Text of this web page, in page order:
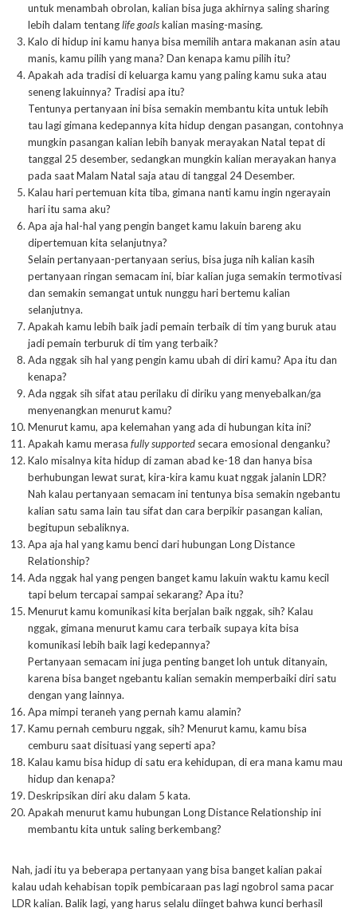
untuk menambah obrolan, kalian bisa juga akhirnya saling sharing
lebih dalam tentanglife goalskalian masing-masing.
Kalo di hidup ini kamu hanya bisa memilih antara makanan asin atau
manis, kamu pilih yang mana? Dan kenapa kamu pilih itu?
Apakah ada tradisi di keluarga kamu yang paling kamu suka atau
seneng lakuinnya? Tradisi apa itu?
Tentunya pertanyaan ini bisa semakin membantu kita untuk lebih
tau lagi gimana kedepannya kita hidup dengan pasangan, contohnya
mungkin pasangan kalian lebih banyak merayakan Natal tepat di
tanggal 25 desember, sedangkan mungkin kalian merayakan hanya
pada saat Malam Natal saja atau di tanggal 24 Desember.
Kalau hari pertemuan kita tiba, gimana nanti kamu ingin ngerayain
hari itu sama aku?
Apa aja hal-hal yang pengin banget kamu lakuin bareng aku
dipertemuan kita selanjutnya?
Selain pertanyaan-pertanyaan serius, bisa juga nih kalian kasih
pertanyaan ringan semacam ini, biar kalian juga semakin termotivasi
dan semakin semangat untuk nunggu hari bertemu kalian
selanjutnya.
Apakah kamu lebih baik jadi pemain terbaik di tim yang buruk atau
jadi pemain terburuk di tim yang terbaik?
Ada nggak sih hal yang pengin kamu ubah di diri kamu? Apa itu dan
kenapa?
Ada nggak sih sifat atau perilaku di diriku yang menyebalkan/ga
menyenangkan menurut kamu?
Menurut kamu, apa kelemahan yang ada di hubungan kita ini?
Apakah kamu merasa fully supported secara emosional denganku?
Kalo misalnya kita hidup di zaman abad ke-18 dan hanya bisa
berhubungan lewat surat, kira-kira kamu kuat nggak jalanin LDR?
Nah kalau pertanyaan semacam ini tentunya bisa semakin ngebantu
kalian satu sama lain tau sifat dan cara berpikir pasangan kalian,
begitupun sebaliknya.
Apa aja hal yang kamu benci dari hubungan Long Distance
Relationship?
Ada nggak hal yang pengen banget kamu lakuin waktu kamu kecil
tapi belum tercapai sampai sekarang? Apa itu?
Menurut kamu komunikasi kita berjalan baik nggak, sih? Kalau
nggak, gimana menurut kamu cara terbaik supaya kita bisa
komunikasi lebih baik lagi kedepannya?
Pertanyaan semacam ini juga penting banget loh untuk ditanyain,
karena bisa banget ngebantu kalian semakin memperbaiki diri satu
dengan yang lainnya.
Apa mimpi teraneh yang pernah kamu alamin?
Kamu pernah cemburu nggak, sih? Menurut kamu, kamu bisa
cemburu saat disituasi yang seperti apa?
Kalau kamu bisa hidup di satu era kehidupan, di era mana kamu mau
hidup dan kenapa?
Deskripsikan diri aku dalam 5 kata.
Apakah menurut kamu hubungan Long Distance Relationship ini
membantu kita untuk saling berkembang?
Nah, jadi itu ya beberapa pertanyaan yang bisa banget kalian pakai
kalau udah kehabisan topik pembicaraan pas lagi ngobrol sama pacar
LDR kalian. Balik lagi, yang harus selalu diinget bahwa kunci berhasil